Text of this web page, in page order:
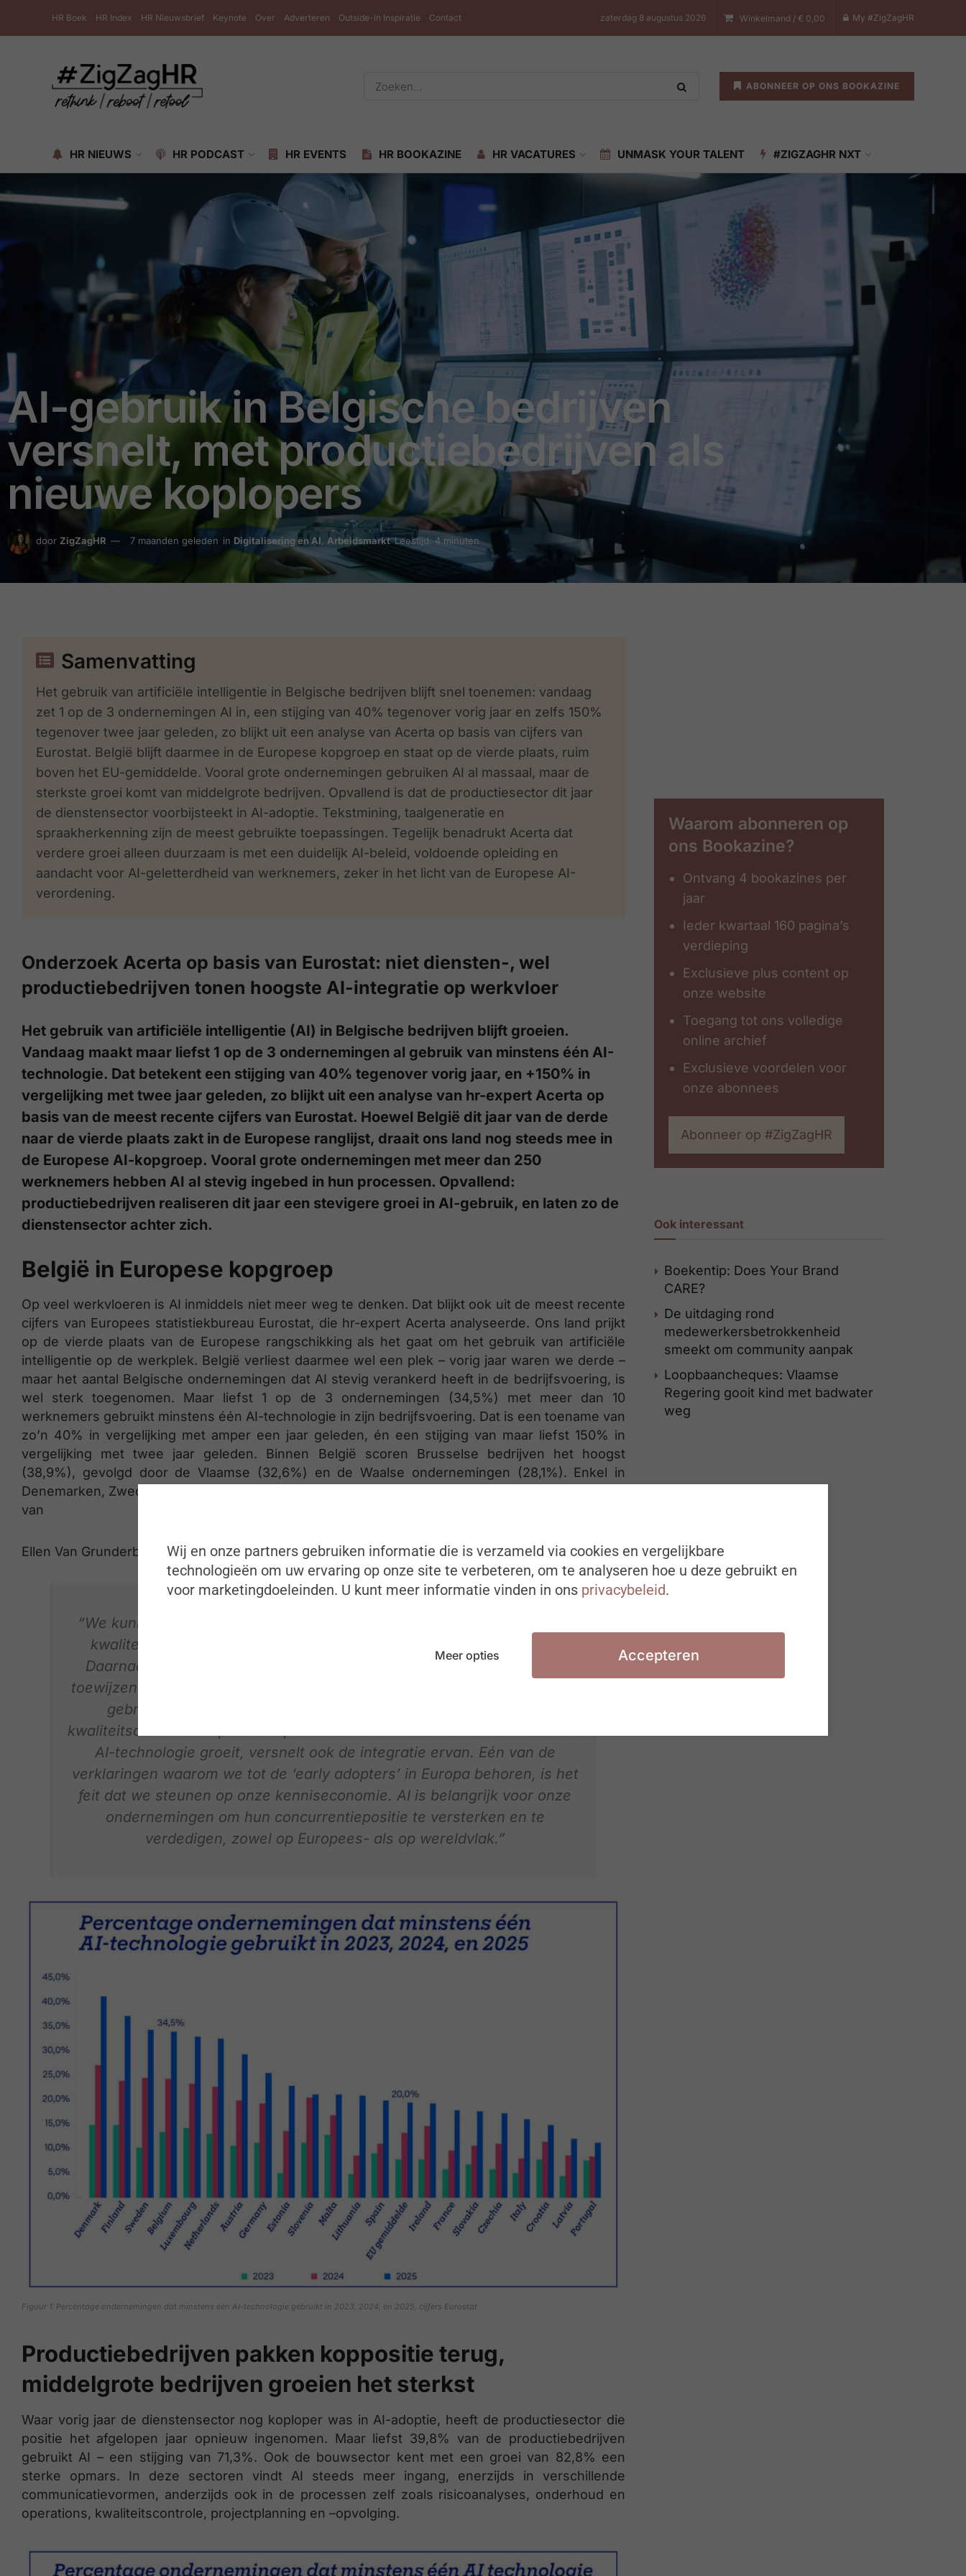
HR Boek HR Index HR Nieuwsbrief Keynote Over Adverteren Outside-in Inspiratie Contact zaterdag 8 augustus 2026 Winkelmand / € 0,00 My #ZigZagHR
ABONNEER OP ONS BOOKAZINE
HR NIEUWS HR PODCAST HR EVENTS HR BOOKAZINE HR VACATURES UNMASK YOUR TALENT #ZIGZAGHR NXT
AI-gebruik in Belgische bedrijven
versnelt, met productiebedrijven als
nieuwe koplopers
door ZigZagHR 7 maanden geleden in Digitalisering en AI Arbeidsmarkt Leestijd: 4 minuten
Samenvatting
Het gebruik van artificiële intelligentie in Belgische bedrijven blijft snel toenemen: vandaag
zet 1 op de 3 ondernemingen AI in, een stijging van 40% tegenover vorig jaar en zelfs 150%
tegenover twee jaar geleden, zo blijkt uit een analyse van Acerta op basis van cijfers van
Eurostat. België blijft daarmee in de Europese kopgroep en staat op de vierde plaats, ruim
boven het EU-gemiddelde. Vooral grote ondernemingen gebruiken AI al massaal, maar de
sterkste groei komt van middelgrote bedrijven. Opvallend is dat de productiesector dit jaar
de dienstensector voorbijsteekt in AI-adoptie. Tekstmining, taalgeneratie en
spraakherkenning zijn de meest gebruikte toepassingen. Tegelijk benadrukt Acerta dat
verdere groei alleen duurzaam is met een duidelijk AI-beleid, voldoende opleiding en
aandacht voor AI-geletterdheid van werknemers, zeker in het licht van de Europese AI-
verordening.
Onderzoek Acerta op basis van Eurostat: niet diensten-, wel
productiebedrijven tonen hoogste AI-integratie op werkvloer
Het gebruik van artificiële intelligentie (AI) in Belgische bedrijven blijft groeien.
Vandaag maakt maar liefst 1 op de 3 ondernemingen al gebruik van minstens één AI-
technologie. Dat betekent een stijging van 40% tegenover vorig jaar, en +150% in
vergelijking met twee jaar geleden, zo blijkt uit een analyse van hr-expert Acerta op
basis van de meest recente cijfers van Eurostat. Hoewel België dit jaar van de derde
naar de vierde plaats zakt in de Europese ranglijst, draait ons land nog steeds mee in
de Europese AI-kopgroep. Vooral grote ondernemingen met meer dan 250
werknemers hebben AI al stevig ingebed in hun processen. Opvallend:
productiebedrijven realiseren dit jaar een stevigere groei in AI-gebruik, en laten zo de
dienstensector achter zich.
België in Europese kopgroep
Op veel werkvloeren is AI inmiddels niet meer weg te denken. Dat blijkt ook uit de meest recente
cijfers van Europees statistiekbureau Eurostat, die hr-expert Acerta analyseerde. Ons land prijkt
op de vierde plaats van de Europese rangschikking als het gaat om het gebruik van artificiële
intelligentie op de werkplek. België verliest daarmee wel een plek – vorig jaar waren we derde –
maar het aantal Belgische ondernemingen dat AI stevig verankerd heeft in de bedrijfsvoering, is
wel sterk toegenomen. Maar liefst 1 op de 3 ondernemingen (34,5%) met meer dan 10
werknemers gebruikt minstens één AI-technologie in zijn bedrijfsvoering. Dat is een toename van
zo’n 40% in vergelijking met amper een jaar geleden, én een stijging van maar liefst 150% in
vergelijking met twee jaar geleden. Binnen België scoren Brusselse bedrijven het hoogst
(38,9%), gevolgd door de Vlaamse (32,6%) en de Waalse ondernemingen (28,1%). Enkel in
Denemarken, Zweden en Finland maken meer bedrijven gebruik van AI dan bij ons. Aan de staart
van
Ellen Van Grunderbeek, experte innovatie bij Acerta:
“We kunnen niet ontkennen dat AI de efficiëntie, de productiviteit en de
kwaliteit van de interne en externe dienstverlening blijft verbeteren.
Daarnaast draagt het ook bij aan diverse bedrijfsprocessen zoals het
toewijzen van taken, selectie van cv’s, maar wordt het ook meer en meer
gebruikt voor het detecteren van defecten en het opzetten van
kwaliteitscontroles in productieprocessen. Naarmate het vertrouwen in de
AI-technologie groeit, versnelt ook de integratie ervan. Eén van de
verklaringen waarom we tot de ‘early adopters’ in Europa behoren, is het
feit dat we steunen op onze kenniseconomie. AI is belangrijk voor onze
ondernemingen om hun concurrentiepositie te versterken en te
verdedigen, zowel op Europees- als op wereldvlak.”
Figuur 1: Percentage ondernemingen dat minstens één AI-technologie gebruikt in 2023, 2024, en 2025, cijfers Eurostat
Productiebedrijven pakken koppositie terug,
middelgrote bedrijven groeien het sterkst
​Waar vorig jaar de dienstensector nog koploper was in AI-adoptie, heeft de productiesector die
positie het afgelopen jaar opnieuw ingenomen. Maar liefst 39,8% van de productiebedrijven
gebruikt AI – een stijging van 71,3%. Ook de bouwsector kent met een groei van 82,8% een
sterke opmars. In deze sectoren vindt AI steeds meer ingang, enerzijds in verschillende
communicatievormen, anderzijds ook in de processen zelf zoals risicoanalyses, onderhoud en
operations, kwaliteitscontrole, projectplanning en –opvolging.
Waarom abonneren op
ons Bookazine?
Ontvang 4 bookazines per
jaar
Ieder kwartaal 160 pagina’s
verdieping
Exclusieve plus content op
onze website
Toegang tot ons volledige
online archief
Exclusieve voordelen voor
onze abonnees
Abonneer op #ZigZagHR
Ook interessant
Boekentip: Does Your Brand
CARE?
De uitdaging rond
medewerkersbetrokkenheid
smeekt om community aanpak
Loopbaancheques: Vlaamse
Regering gooit kind met badwater
weg
Wij en onze partners gebruiken informatie die is verzameld via cookies en vergelijkbare
technologieën om uw ervaring op onze site te verbeteren, om te analyseren hoe u deze gebruikt en
voor marketingdoeleinden. U kunt meer informatie vinden in ons privacybeleid.
Meer opties Accepteren